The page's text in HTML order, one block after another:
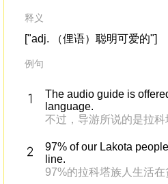
释义
["adj. （俚语）聪明可爱的"]
例句
The audio guide is
language.
不过，导游所说的是拉科
97% of our Lakota
line.
97%的拉科塔族人生活在